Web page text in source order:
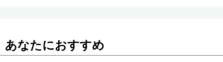
あなたにおすすめ